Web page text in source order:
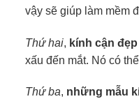
vậy sẽ giúp làm mềm
Thứ hai, kính cận đẹp
xấu đến mắt. Nó có
Thứ ba, những mẫu